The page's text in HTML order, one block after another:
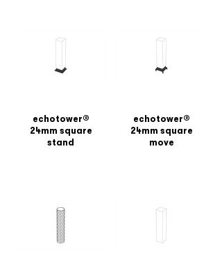
echotower®
24mm square
stand
echotower®
24mm square
move